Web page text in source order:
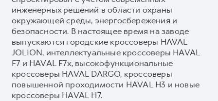
инженерных решений в области охраны
окружающей среды, энергосбережения и
безопасности. В настоящее время на заводе
выпускаются городские кроссоверы HAVAL
JOLION, интеллектуальные кроссоверы HAVAL
F7 и HAVAL F7x, высокофункциональные
кроссоверы HAVAL DARGO, кроссоверы
повышенной проходимости HAVAL H3 и новые
кроссоверы HAVAL H7.